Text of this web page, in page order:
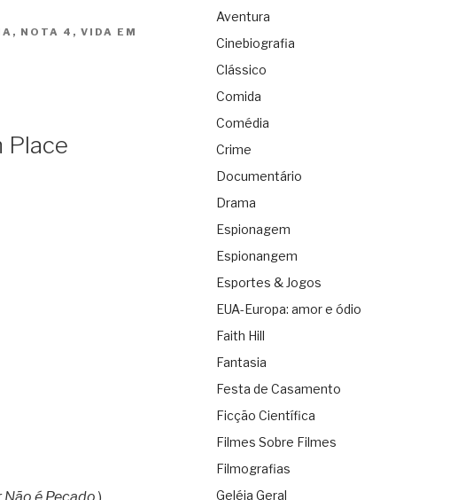
, NOTA 4 , VIDA EM
Place
Aventura
Cinebiografia
Clássico
Comida
Comédia
Crime
Documentário
Drama
Espionagem
Espionangem
Esportes & Jogos
EUA-Europa: amor e ódio
Faith Hill
Fantasia
Festa de Casamento
Ficção Científica
Filmes Sobre Filmes
Filmografias
Geléia Geral